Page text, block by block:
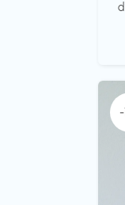
-